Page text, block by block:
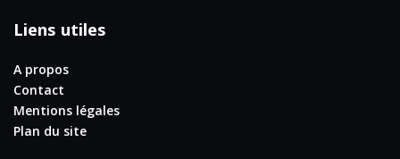
Liens utiles
A propos
Contact
Mentions légales
Plan du site